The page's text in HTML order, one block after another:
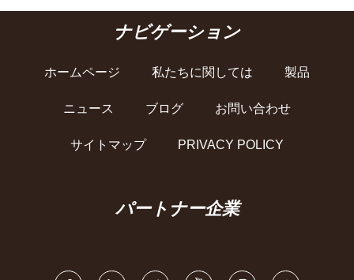
ナビゲーション
ホームページ 私たちに関しては 製品
ニュース ブログ お問い合わせ
サイトマップ PRIVACY POLICY
パートナー企業